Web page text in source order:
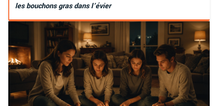
les bouchons gras dans l’évier